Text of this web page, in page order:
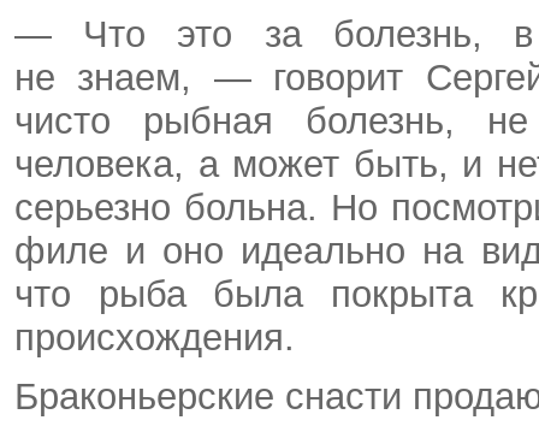
— Что это за болезнь,
не знаем, — говорит
чисто рыбная болезнь,
человека, а может быть, и
серьезно больна. Но
филе и оно идеально на
что рыба была покрыта
происхождения.
Браконьерские снасти